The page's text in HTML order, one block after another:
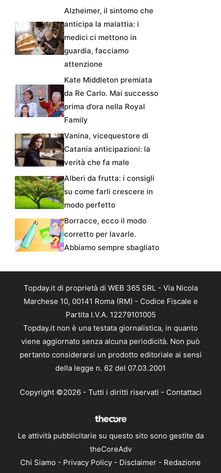
Alzheimer, il sintomo che
anticipa la malattia: i
medici ci mettono in
guardia, facciamo
attenzione
Kate Middleton premiata
da Re Carlo. Mai successo
prima d’ora nella Royal
Family
Vanina, vicequestore di
Catania anticipazioni: la
verità che fa male
Alberi da frutta: i consigli
su come farli crescere in
modo perfetto
Borracce, ecco il modo
corretto per lavarle.
Abbiamo sempre sbagliato
Topday.it di proprietà di WEB 365 SRL - Via Nicola
Marchese 10, 00141 Roma (RM) - Codice Fiscale e
Partita I.V.A. 12279101005
Topday.it non è una testata giornalistica, in quanto
viene aggiornato senza alcuna periodicità. Non può
pertanto considerarsi un prodotto editoriale ai sensi
della legge n. 62 del 07.03.2001
Copyright ©2026 - Tutti i diritti riservati - Contattaci
Le attività pubblicitarie su questo sito sono gestite da
theCoreAdv
Chi Siamo - Privacy Policy - Disclaimer - Redazione